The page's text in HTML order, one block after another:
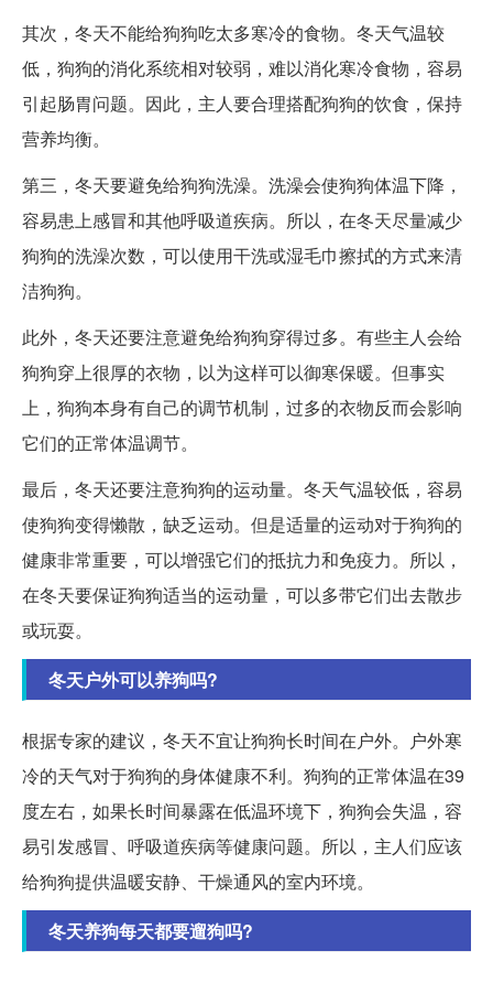
其次，冬天不能给狗狗吃太多寒冷的食物。冬天气温较
低，狗狗的消化系统相对较弱，难以消化寒冷食物，容易
引起肠胃问题。因此，主人要合理搭配狗狗的饮食，保持
营养均衡。
第三，冬天要避免给狗狗洗澡。洗澡会使狗狗体温下降，
容易患上感冒和其他呼吸道疾病。所以，在冬天尽量减少
狗狗的洗澡次数，可以使用干洗或湿毛巾擦拭的方式来清
洁狗狗。
此外，冬天还要注意避免给狗狗穿得过多。有些主人会给
狗狗穿上很厚的衣物，以为这样可以御寒保暖。但事实
上，狗狗本身有自己的调节机制，过多的衣物反而会影响
它们的正常体温调节。
最后，冬天还要注意狗狗的运动量。冬天气温较低，容易
使狗狗变得懒散，缺乏运动。但是适量的运动对于狗狗的
健康非常重要，可以增强它们的抵抗力和免疫力。所以，
在冬天要保证狗狗适当的运动量，可以多带它们出去散步
或玩耍。
冬天户外可以养狗吗?
根据专家的建议，冬天不宜让狗狗长时间在户外。户外寒
冷的天气对于狗狗的身体健康不利。狗狗的正常体温在39
度左右，如果长时间暴露在低温环境下，狗狗会失温，容
易引发感冒、呼吸道疾病等健康问题。所以，主人们应该
给狗狗提供温暖安静、干燥通风的室内环境。
冬天养狗每天都要遛狗吗?